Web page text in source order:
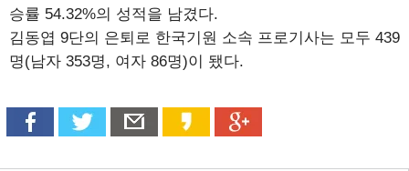
승률 54.32%의 성적을 남겼다.
김동엽 9단의 은퇴로 한국기원 소속 프로기사는 모두 439
명(남자 353명, 여자 86명)이 됐다.